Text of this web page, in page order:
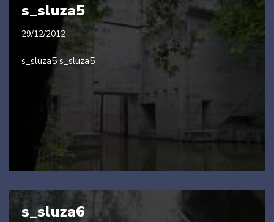
s_sluza5
29/12/2012
s_sluza5 s_sluza5
s_sluza6